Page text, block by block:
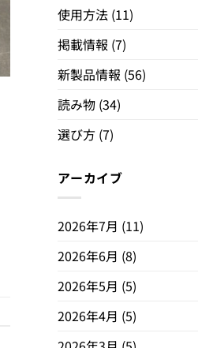
使用方法 (11)
掲載情報 (7)
新製品情報 (56)
読み物 (34)
選び方 (7)
アーカイブ
2026年7月 (11)
2026年6月 (8)
2026年5月 (5)
2026年4月 (5)